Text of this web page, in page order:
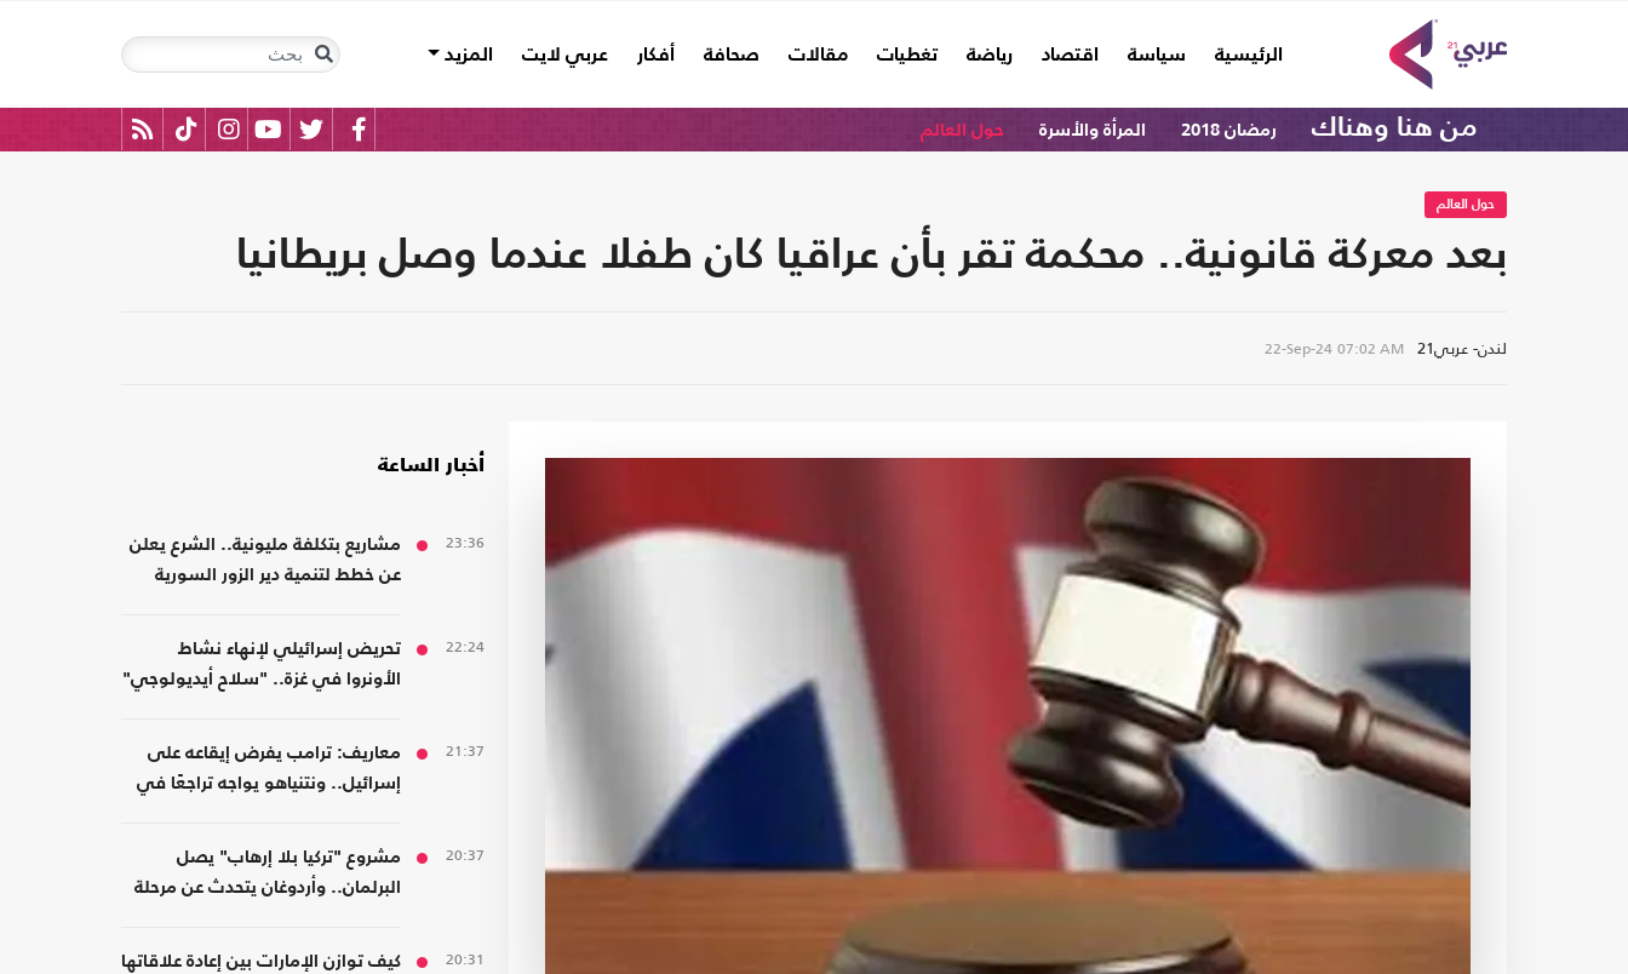
الرئيسية
(current) سياسة اقتصاد رياضة تغطيات مقالات صحافة أفكار عربي لايت المزيد
من هنا وهناك رمضان 2018 المرأة والأسرة حول العالم
حول العالم
بعد معركة قانونية.. محكمة تقر بأن عراقيا كان طفلا عندما وصل بريطانيا
لندن- عربي21 22-Sep-24 07:02 AM
أخبار الساعة
23:36
مشاريع بتكلفة مليونية.. الشرع يعلن
عن خطط لتنمية دير الزور السورية
22:24
تحريض إسرائيلي لإنهاء نشاط
الأونروا في غزة.. "سلاح أيديولوجي"
21:37
معاريف: ترامب يفرض إيقاعه على
إسرائيل.. ونتنياهو يواجه تراجعًا في
20:37
مشروع "تركيا بلا إرهاب" يصل
البرلمان.. وأردوغان يتحدث عن مرحلة
20:31
كيف توازن الإمارات بين إعادة علاقاتها